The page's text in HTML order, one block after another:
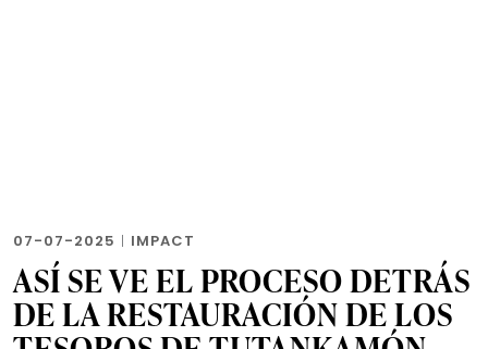
07-07-2025 | IMPACT
ASÍ SE VE EL PROCESO DETRÁS
DE LA RESTAURACIÓN DE LOS